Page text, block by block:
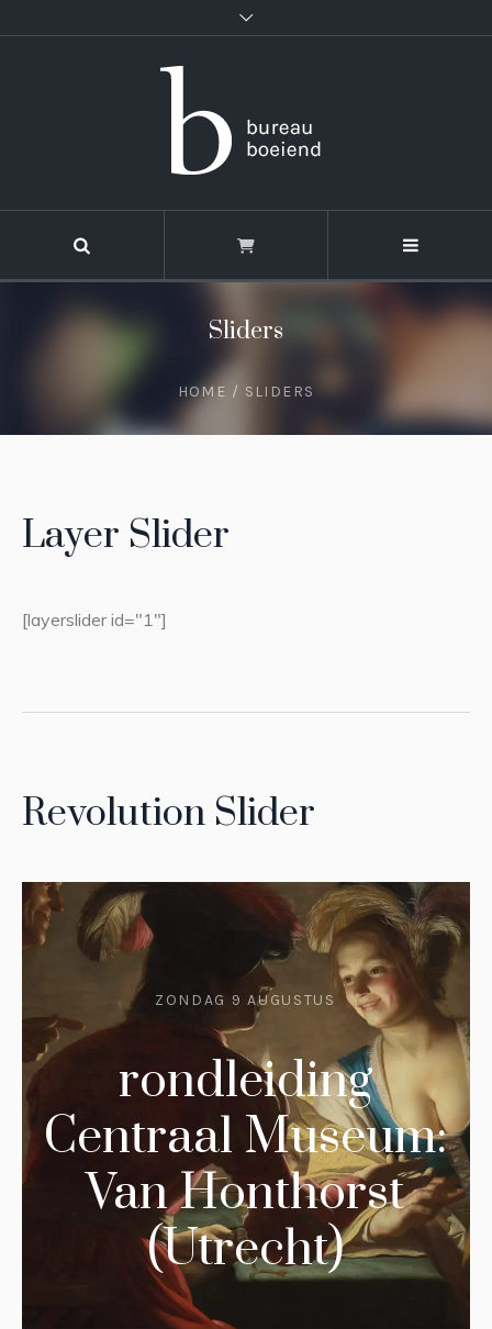
Sliders
HOME / SLIDERS
Layer Slider
[layerslider id="1"]
Revolution Slider
ZONDAG 9 AUGUSTUS
rondleiding
Centraal Museum:
Van Honthorst
(Utrecht)